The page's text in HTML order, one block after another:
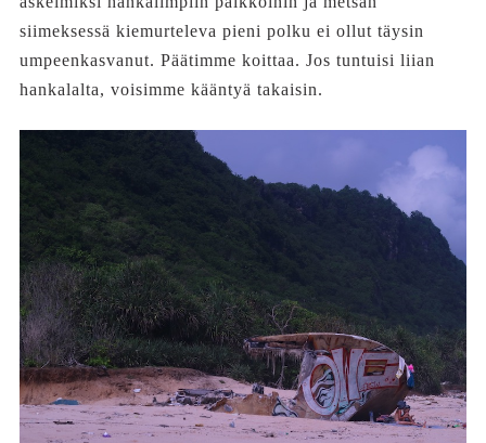
siimeksessä kiemurteleva pieni polku ei ollut täysin
umpeenkasvanut. Päätimme koittaa. Jos tuntuisi liian
hankalalta, voisimme kääntyä takaisin.